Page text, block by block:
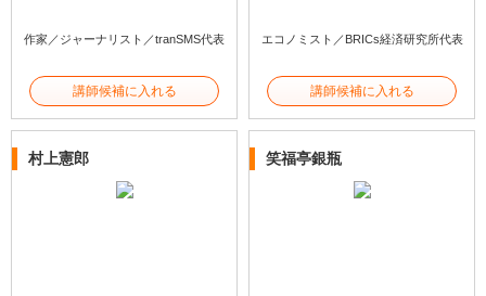
作家／ジャーナリスト／tranSMS代表
講師候補に入れる
エコノミスト／BRICs経済研究所代表
講師候補に入れる
村上憲郎 笑福亭銀瓶